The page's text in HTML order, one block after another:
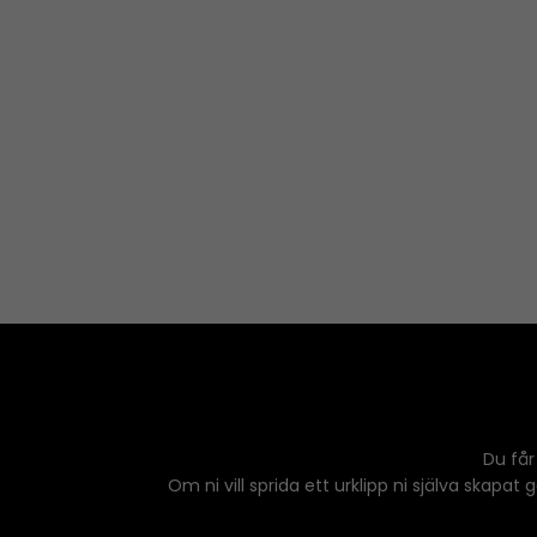
Du
Om ni vill sprida ett urklipp ni själva